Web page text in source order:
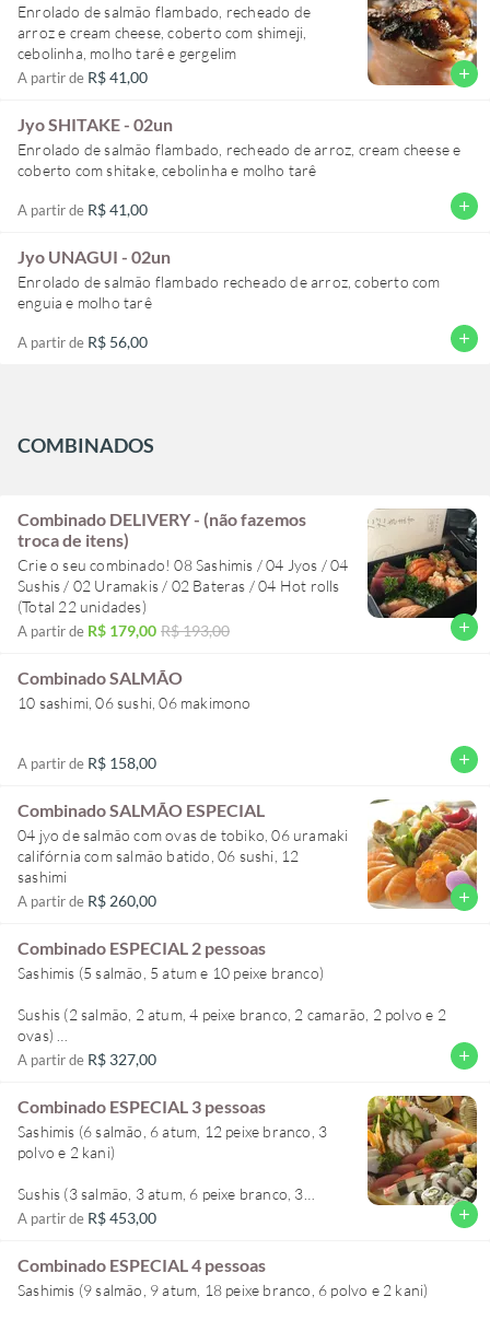
Enrolado de salmão flambado, recheado de
arroz e cream cheese, coberto com shimeji,
cebolinha, molho tarê e gergelim
A partir de R$ 41,00 add
Jyo SHITAKE - 02un
Enrolado de salmão flambado, recheado de arroz, cream cheese e
coberto com shitake, cebolinha e molho tarê
A partir de R$ 41,00 add
Jyo UNAGUI - 02un
Enrolado de salmão flambado recheado de arroz, coberto com
enguia e molho tarê
A partir de R$ 56,00 add
COMBINADOS
Combinado DELIVERY - (não fazemos
troca de itens)
Crie o seu combinado! 08 Sashimis / 04 Jyos / 04
Sushis / 02 Uramakis / 02 Bateras / 04 Hot rolls
(Total 22 unidades)
A partir de R$ 179,00 R$ 193,00 add
Combinado SALMÃO
10 sashimi, 06 sushi, 06 makimono
A partir de R$ 158,00 add
Combinado SALMÃO ESPECIAL
04 jyo de salmão com ovas de tobiko, 06 uramaki
califórnia com salmão batido, 06 sushi, 12
sashimi
A partir de R$ 260,00 add
Combinado ESPECIAL 2 pessoas
Sashimis (5 salmão, 5 atum e 10 peixe branco)
Sushis (2 salmão, 2 atum, 4 peixe branco, 2 camarão, 2 polvo e 2
ovas)
***observação** não trocamos itens de valores diferentes apenas
por valores iguais ou inferior.
exemplo: trocamos sashimi atum por sashimi salmão, mas não
trocamos sushi por sashimi. Não trocamos salmão por polvo e etc.
Obrigado
A partir de R$ 327,00 add
Combinado ESPECIAL 3 pessoas
Sashimis (6 salmão, 6 atum, 12 peixe branco, 3
polvo e 2 kani)
Sushis (3 salmão, 3 atum, 6 peixe branco, 3
camarão, 3 polvo e 3 ovas)
Makimonos (6 uramaki salmão, 6 kappamaki e 6
tekkamaki)
A partir de R$ 453,00 add
Combinado ESPECIAL 4 pessoas
Sashimis (9 salmão, 9 atum, 18 peixe branco, 6 polvo e 2 kani)